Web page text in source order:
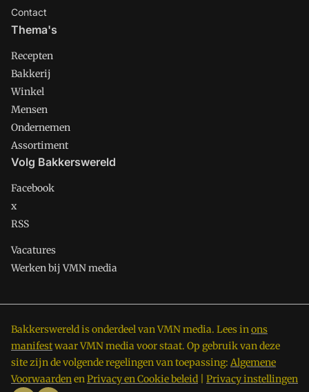
Contact
Thema's
Recepten
Bakkerij
Winkel
Mensen
Ondernemen
Assortiment
Volg Bakkerswereld
Facebook
x
RSS
Vacatures
Werken bij VMN media
Bakkerswereld is onderdeel van VMN media. Lees inons
manifestwaar VMN media voor staat. Op gebruik van deze
site zijn de volgende regelingen van toepassing: Algemene
VoorwaardenenPrivacy en Cookie beleid Privacy instellingen